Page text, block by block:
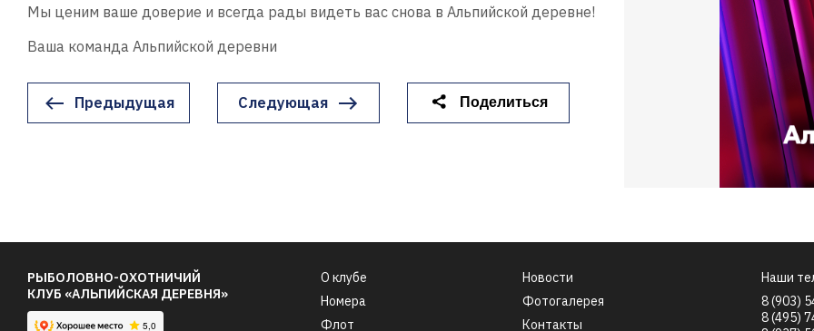
Мы ценим ваше доверие и всегда рады видеть вас снова в Альпийской деревне!
Ваша команда Альпийской деревни
Предыдущая Следующая Поделиться
РЫБОЛОВНО-ОХОТНИЧИЙ
КЛУБ «АЛЬПИЙСКАЯ ДЕРЕВНЯ»
О клубе
Номера
Флот
Новости
Фотогалерея
Контакты
Наши
8 (903)
8 (495)
Поиск